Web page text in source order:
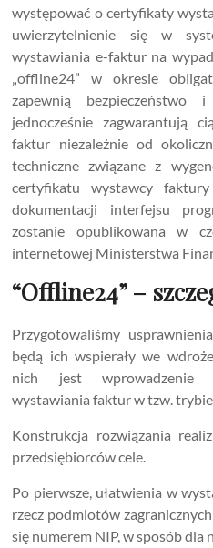
występować o certyfikaty
uwierzytelnienie się w
wystawiania e-faktur na
„offline24” w okresie
zapewnią bezpieczeństwo
jednocześnie zagwarantują
faktur niezależnie od
techniczne związane z
certyfikatu wystawcy
dokumentacji interfejsu
zostanie opublikowana w
internetowej Ministerstwa
“Offline24” –
Przygotowaliśmy
będą ich wspierały we
nich jest wprowadzenie
wystawiania faktur w tzw. trybie
Konstrukcja rozwiązania
przedsiębiorców cele.
Po pierwsze, ułatwienia w
rzecz podmiotów
się numerem NIP, w sposób dla